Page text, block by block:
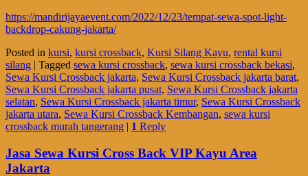
https://mandirijayaevent.com/2022/12/23/tempat-sewa-spot-light-
backdrop-cakung-jakarta/
Posted in kursi, kursi crossback, Kursi Silang Kayu, rental kursi
silang | Tagged sewa kursi crossback, sewa kursi crossback bekasi,
Sewa Kursi Crossback jakarta, Sewa Kursi Crossback jakarta barat,
Sewa Kursi Crossback jakarta pusat, Sewa Kursi Crossback jakarta
selatan, Sewa Kursi Crossback jakarta timur, Sewa Kursi Crossback
jakarta utara, Sewa Kursi Crossback Kembangan, sewa kursi
crossback murah tangerang | 1 Reply
Jasa Sewa Kursi Cross Back VIP Kayu Area
Jakarta